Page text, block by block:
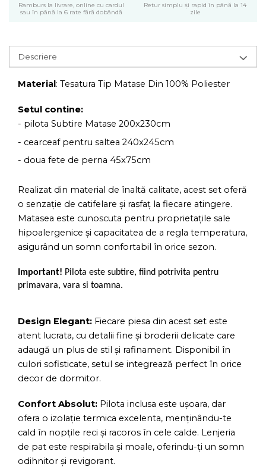
Ramburs la livrare, online cu cardul
sau în până la 6 rate fără dobândă
Retur simplu și rapid în până la 14
zile
Descriere
Material: Tesatura Tip Matase Din 100% Poliester
Setul contine:
- pilota Subtire Matase 200x230cm
- cearceaf pentru saltea 240x245cm
- doua fete de perna 45x75cm
Realizat din material de înaltă calitate, acest set oferă
o senzație de catifelare și rasfaț la fiecare atingere.
Matasea este cunoscuta pentru proprietațile sale
hipoalergenice și capacitatea de a regla temperatura,
asigurând un somn confortabil în orice sezon.
Important! Pilota este subtire, fiind potrivita pentru
primavara, vara si toamna.
Design Elegant: Fiecare piesa din acest set este
atent lucrata, cu detalii fine și broderii delicate care
adaugă un plus de stil și rafinament. Disponibil în
culori sofisticate, setul se integrează perfect în orice
decor de dormitor.
Confort Absolut: Pilota inclusa este ușoara, dar
ofera o izolație termica excelenta, menținându-te
cald în nopțile reci și racoros în cele calde. Lenjeria
de pat este respirabila și moale, oferindu-ți un somn
odihnitor și revigorant.